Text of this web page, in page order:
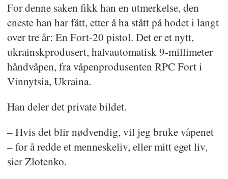
For denne saken fikk han en utmerkelse, den
eneste han har fått, etter å ha stått på hodet i langt
over tre år: En Fort-20 pistol. Det er et nytt,
ukrainskprodusert, halvautomatisk 9-millimeter
håndvåpen, fra våpenprodusenten RPC Fort i
Vinnytsia, Ukraina.
Han deler det private bildet.
– Hvis det blir nødvendig, vil jeg bruke våpenet
– for å redde et menneskeliv, eller mitt eget liv,
sier Zlotenko.